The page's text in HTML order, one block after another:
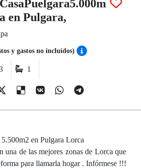
en Pulgara,
y gastos no incluídos)
1
en Pulgara Lorca
una de las mejores zonas de Lorca que
para llamarla hogar . Infórmese !!!